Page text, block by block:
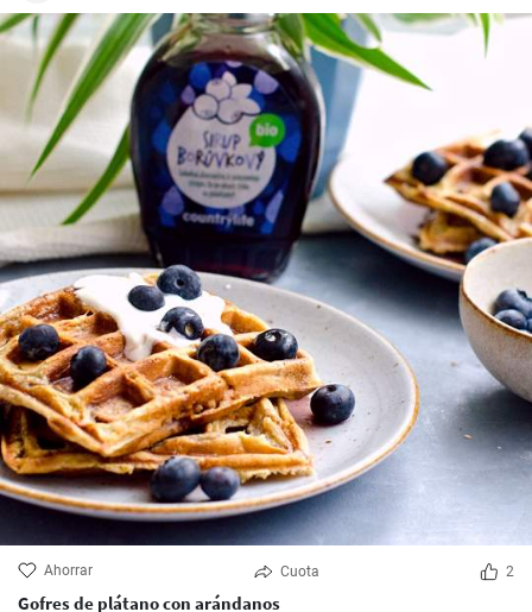
Ahorrar Cuota 2
Gofres de plátano con arándanos